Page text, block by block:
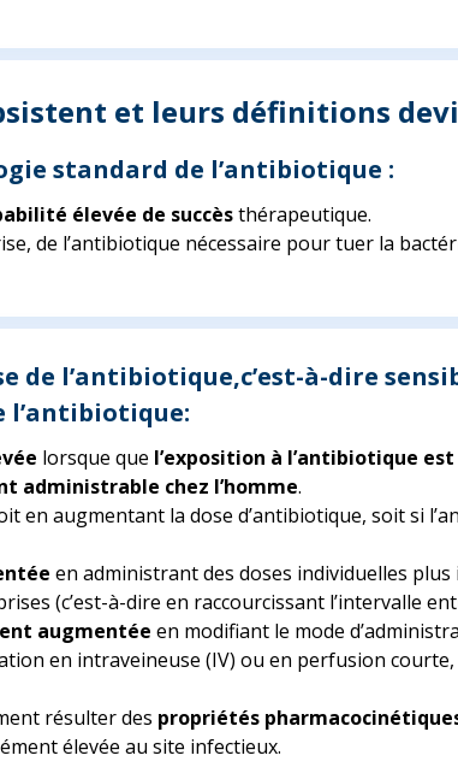
et leurs définitions
standard de l’antibiotique :
élevée de succèsthérapeutique.
de l’antibiotique nécessaire pour tuer la
de l’antibiotique,c’est-à-dire
l’antibiotique:
lorsque que l’exposition à l’antibiotique
administrable chez l’homme.
en augmentant la dose d’antibiotique, soit si
en administrant des doses individuelles
(c’est-à-dire en raccourcissant l’intervalle
augmentée en modifiant le mode
en intraveineuse (IV) ou en perfusion
résulter des propriétés
élevée au site infectieux.